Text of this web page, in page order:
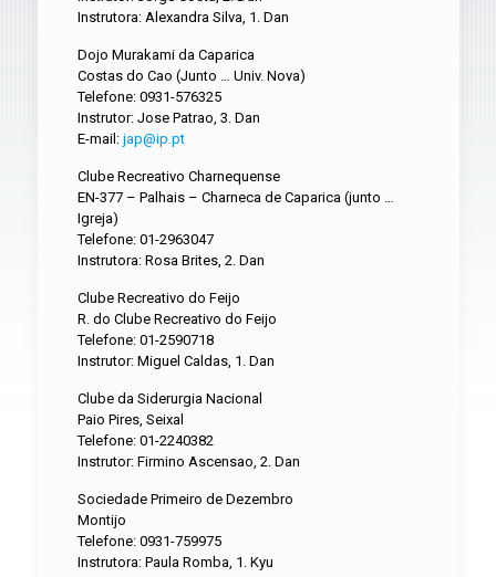
Instrutora: Alexandra Silva, 1. Dan
Dojo Murakami da Caparica
Costas do Cao (Junto … Univ. Nova)
Telefone: 0931-576325
Instrutor: Jose Patrao, 3. Dan
E-mail: jap@ip.pt
Clube Recreativo Charnequense
EN-377 – Palhais – Charneca de Caparica (junto …
Igreja)
Telefone: 01-2963047
Instrutora: Rosa Brites, 2. Dan
Clube Recreativo do Feijo
R. do Clube Recreativo do Feijo
Telefone: 01-2590718
Instrutor: Miguel Caldas, 1. Dan
Clube da Siderurgia Nacional
Paio Pires, Seixal
Telefone: 01-2240382
Instrutor: Firmino Ascensao, 2. Dan
Sociedade Primeiro de Dezembro
Montijo
Telefone: 0931-759975
Instrutora: Paula Romba, 1. Kyu